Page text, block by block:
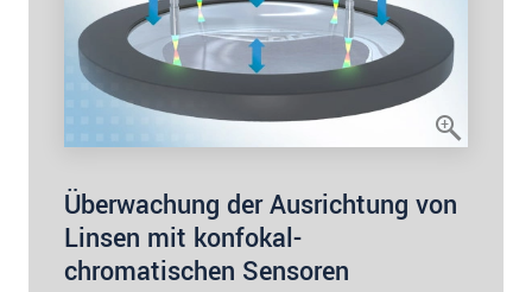
Überwachung der Ausrichtung von
Linsen mit konfokal-
chromatischen Sensoren